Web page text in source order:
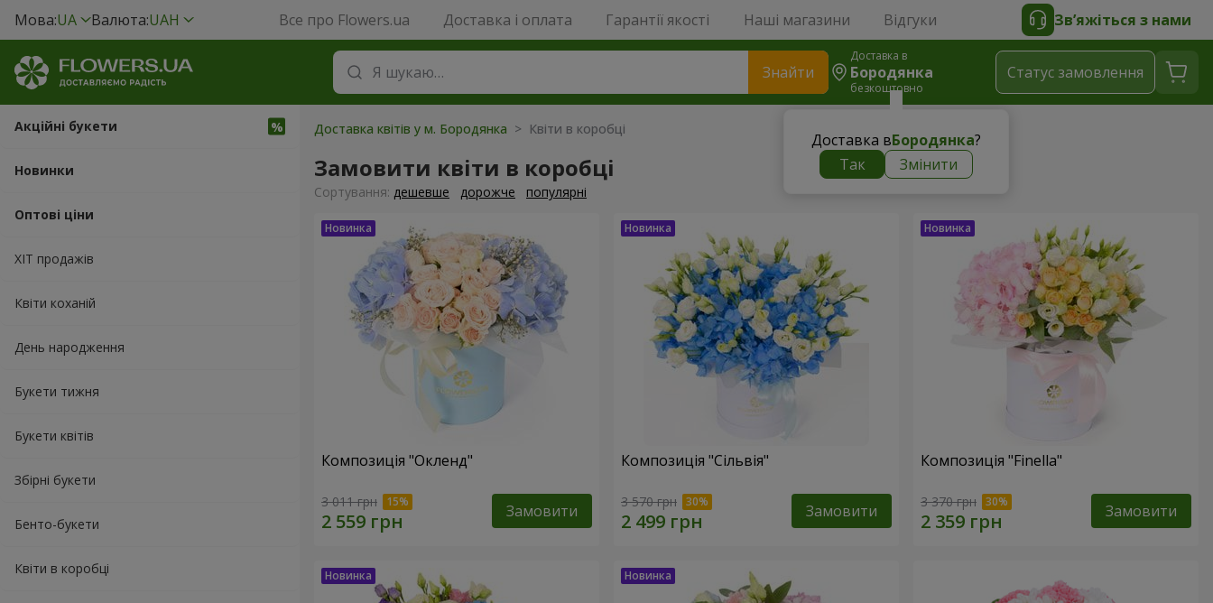
Мова:UA Валюта:UAH Все про Flowers.ua Доставка і оплата Гарантії якості Наші магазини Відгуки Зв’яжіться з нами
Знайти
Доставка в
Бородянка
безкоштовно
Доставка вБородянка?
Так
Змінити
Статус замовлення
Акційні букети
Новинки
Оптові ціни
ХІТ продажів
Квіти коханій
День народження
Букети тижня
Букети квітів
Збірні букети
Бенто-букети
Квіти в коробці
Доставка квітів у м. Бородянка > Квіти в коробці
Замовити квіти в коробці
Сортування: дешевше дорожче популярні
Композиція "Окленд"
3 011 грн Замовити
Композиція "Сільвія"
3 570 грн Замовити
Композиція "Finella"
3 370 грн Замовити